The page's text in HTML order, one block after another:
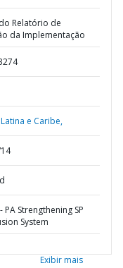
Relatório de
da Implementação
e Caribe,
PA Strengthening SP
System
Exibir mais